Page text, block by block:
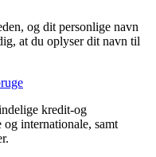
og dit personlige navn
at du oplyser dit navn til
kredit-og
internationale, samt